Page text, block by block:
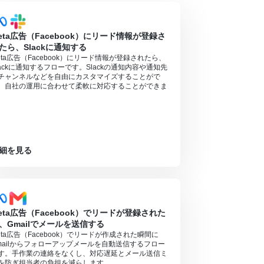
広告（Facebook）にリード情報が登録さ
ら、Slackに通知する
広告（Facebook）にリード情報が登録されたら、
に通知するフローです。Slackの通知内容や通知先
ャンネルなどを自由にカスタマイズすることがで
自社の運用に合わせて柔軟に対応することができま
を見る
広告（Facebook）でリードが登録された
Gmailでメールを送信する
広告（Facebook）でリードが作成された瞬間に
からフォローアップメールを自動送信するフロー
。手作業の連絡をなくし、対応遅延とメール送信ミ